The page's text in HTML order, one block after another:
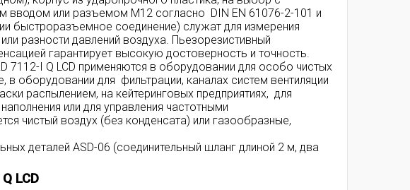
вводом или разъемом M12 согласно DIN EN 61076-2-101 и
быстроразъемное соединение) служат для измерения
разности давлений воздуха. Пьезорезистивный
гарантирует высокую достоверность и точность.
7112-I Q LCD применяются в оборудовании для особо чистых
в оборудовании для фильтрации, каналах систем вентиляции
распылением, на кейтеринговых предприятиях, для
или для управления частотными
чистый воздух (без конденсата) или газообразные,
деталей ASD-06 (соединительный шланг длиной 2 м, два
LCD